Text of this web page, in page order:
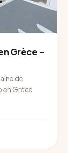
Grèce –
de
en Grèce